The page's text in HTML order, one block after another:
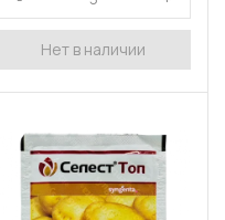
Нет в наличии